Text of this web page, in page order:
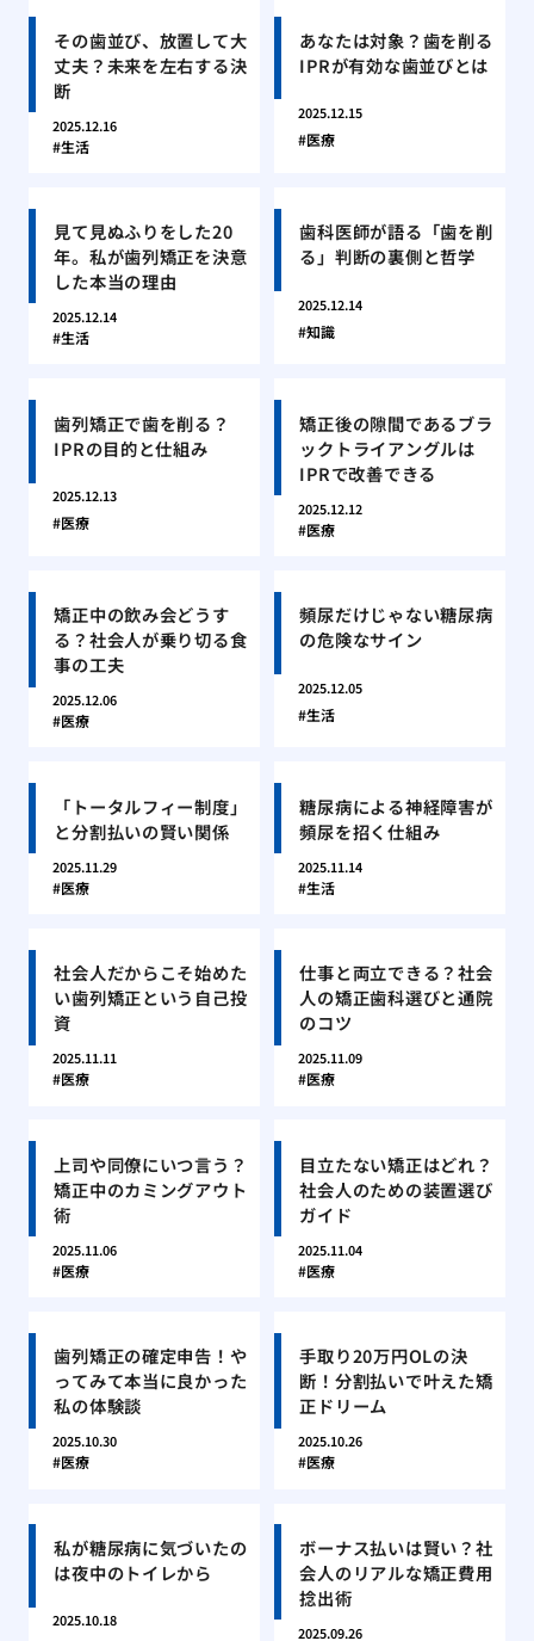
その歯並び、放置して大
丈夫？未来を左右する決
断
2025.12.16
生活
あなたは対象？歯を削る
IPRが有効な歯並びとは
2025.12.15
医療
見て見ぬふりをした20
年。私が歯列矯正を決意
した本当の理由
2025.12.14
生活
歯科医師が語る「歯を削
る」判断の裏側と哲学
2025.12.14
知識
歯列矯正で歯を削る？
IPRの目的と仕組み
2025.12.13
医療
矯正後の隙間であるブラ
ックトライアングルは
IPRで改善できる
2025.12.12
医療
矯正中の飲み会どうす
る？社会人が乗り切る食
事の工夫
2025.12.06
医療
頻尿だけじゃない糖尿病
の危険なサイン
2025.12.05
生活
「トータルフィー制度」
と分割払いの賢い関係
2025.11.29
医療
糖尿病による神経障害が
頻尿を招く仕組み
2025.11.14
生活
社会人だからこそ始めた
い歯列矯正という自己投
資
2025.11.11
医療
仕事と両立できる？社会
人の矯正歯科選びと通院
のコツ
2025.11.09
医療
上司や同僚にいつ言う？
矯正中のカミングアウト
術
2025.11.06
医療
目立たない矯正はどれ？
社会人のための装置選び
ガイド
2025.11.04
医療
歯列矯正の確定申告！や
ってみて本当に良かった
私の体験談
2025.10.30
医療
手取り20万円OLの決
断！分割払いで叶えた矯
正ドリーム
2025.10.26
医療
私が糖尿病に気づいたの
は夜中のトイレから
2025.10.18
ボーナス払いは賢い？社
会人のリアルな矯正費用
捻出術
2025.09.26